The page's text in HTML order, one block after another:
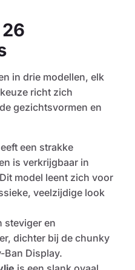
in drie modellen, elk
richt zich
gezichtsvormen en
een strakke
is verkrijgbaar in
model leent zich voor
veelzijdige look
steviger en
dichter bij de chunky
Ban Display.